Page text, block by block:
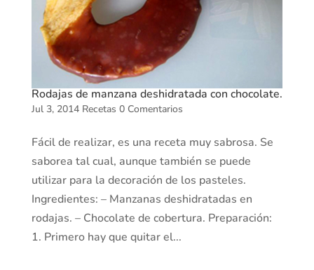
Rodajas de manzana deshidratada con chocolate.
Jul 3, 2014 Recetas 0 Comentarios
Fácil de realizar, es una receta muy sabrosa. Se
saborea tal cual, aunque también se puede
utilizar para la decoración de los pasteles.
Ingredientes: – Manzanas deshidratadas en
rodajas. – Chocolate de cobertura. Preparación:
1. Primero hay que quitar el...